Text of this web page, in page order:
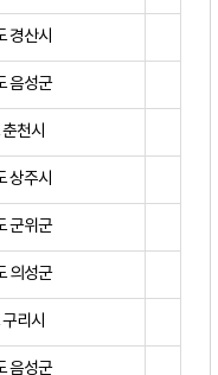
경산시
음성군
천시
상주시
군위군
의성군
리시
음성군